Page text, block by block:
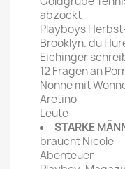
abzockt
Playboys
Brooklyn. du
Eichinger
12 Fragen an
Nonne mit
Aretino
Leute
STARKE
braucht Nicole
Abenteuer